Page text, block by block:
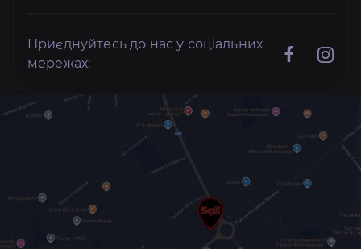
Приєднуйтесь до нас у соціальних
мережах: